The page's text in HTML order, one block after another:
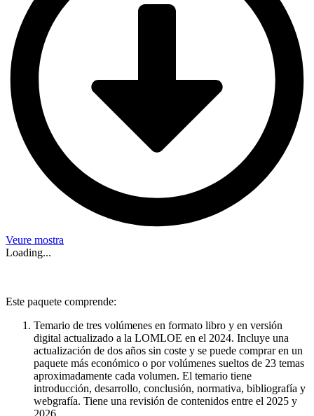
Veure mostra
Loading...
Este paquete comprende:
Temario de tres volúmenes en formato libro y en versión
digital actualizado a la LOMLOE en el 2024. Incluye una
actualización de dos años sin coste y se puede comprar en un
paquete más económico o por volúmenes sueltos de 23 temas
aproximadamente cada volumen. El temario tiene
introducción, desarrollo, conclusión, normativa, bibliografía y
webgrafía. Tiene una revisión de contenidos entre el 2025 y